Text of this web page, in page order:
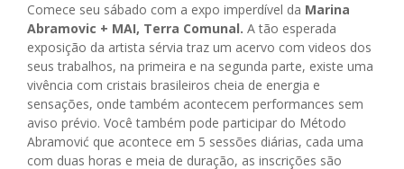
Comece seu sábado com a expo imperdível da Marina
Abramovic + MAI, Terra Comunal. A tão esperada
exposição da artista sérvia traz um acervo com videos dos
seus trabalhos, na primeira e na segunda parte, existe uma
vivência com cristais brasileiros cheia de energia e
sensações, onde também acontecem performances sem
aviso prévio. Você também pode participar do Método
Abramović que acontece em 5 sessões diárias, cada uma
com duas horas e meia de duração, as inscrições são